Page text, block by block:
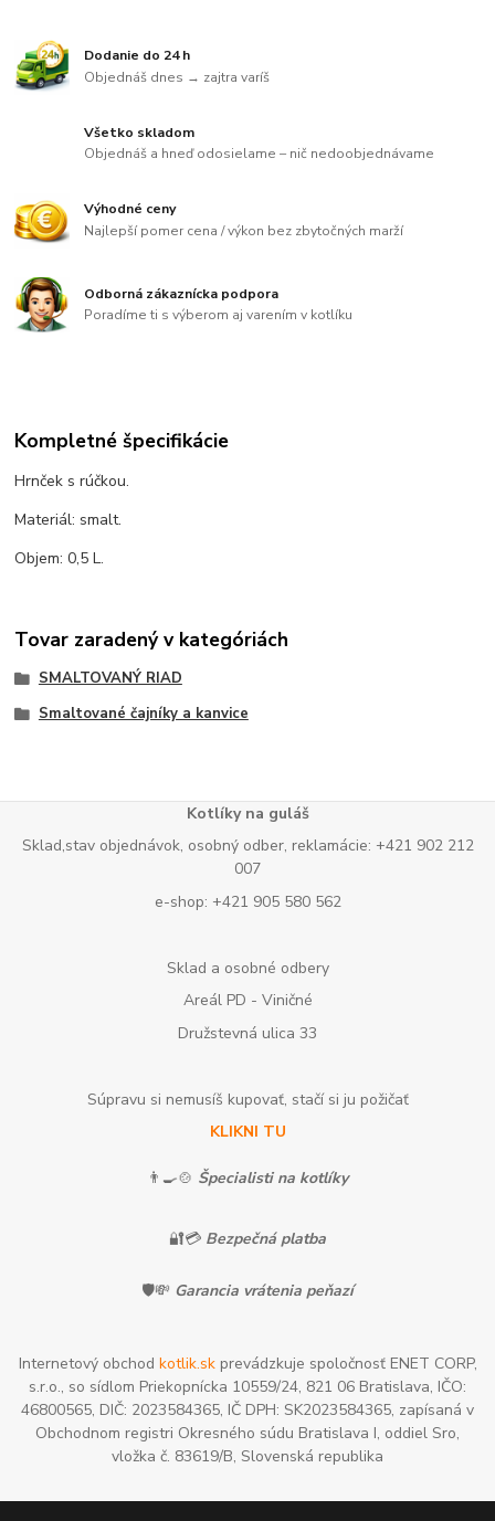
Dodanie do 24 h
Objednáš dnes → zajtra varíš
Všetko skladom
Objednáš a hneď odosielame – nič nedoobjednávame
Výhodné ceny
Najlepší pomer cena / výkon bez zbytočných marží
Odborná zákaznícka podpora
Poradíme ti s výberom aj varením v kotlíku
Kompletné špecifikácie
Hrnček s rúčkou.
Materiál: smalt.
Objem: 0,5 L.
Tovar zaradený v kategóriách
SMALTOVANÝ RIAD
Smaltované čajníky a kanvice
Kotlíky na guláš
Sklad,stav objednávok, osobný odber, reklamácie: +421 902 212
007
e-shop: +421 905 580 562
Sklad a osobné odbery
Areál PD - Viničné
Družstevná ulica 33
Súpravu si nemusíš kupovať, stačí si ju požičať
KLIKNI TU
👨‍🍳🍲 Špecialisti na kotlíky
🔐💳 Bezpečná platba
🛡️💸 Garancia vrátenia peňazí
Internetový obchod kotlik.skprevádzkuje spoločnosť ENET CORP,
s.r.o., so sídlom Priekopnícka 10559/24, 821 06 Bratislava, IČO:
46800565, DIČ: 2023584365, IČ DPH: SK2023584365, zapísaná v
Obchodnom registri Okresného súdu Bratislava I, oddiel Sro,
vložka č. 83619/B, Slovenská republika